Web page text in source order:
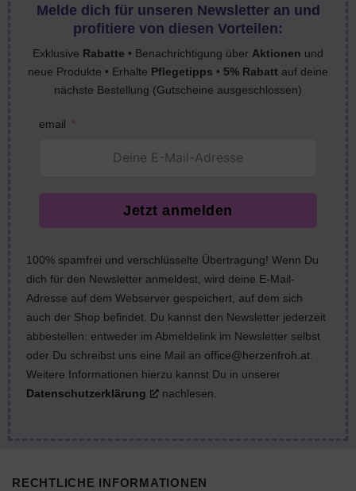
Melde dich für unseren Newsletter an und
profitiere von diesen Vorteilen:
Exklusive Rabatte • Benachrichtigung über Aktionen und
neue Produkte • Erhalte Pflegetipps • 5% Rabatt auf deine
nächste Bestellung (Gutscheine ausgeschlossen)
email
Jetzt anmelden
100% spamfrei und verschlüsselte Übertragung! Wenn Du
dich für den Newsletter anmeldest, wird deine E-Mail-
Adresse auf dem Webserver gespeichert, auf dem sich
auch der Shop befindet. Du kannst den Newsletter jederzeit
abbestellen: entweder im Abmeldelink im Newsletter selbst
oder Du schreibst uns eine Mail an office@herzenfroh.at
Weitere Informationen hierzu kannst Du in unserer
Datenschutzerklärung
nachlesen.
RECHTLICHE INFORMATIONEN